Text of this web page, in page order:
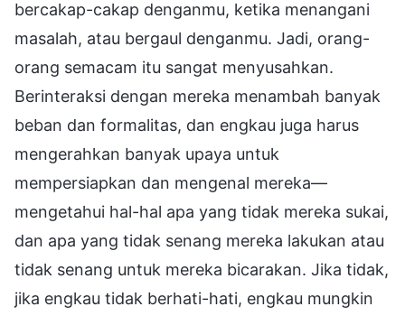
bercakap-cakap denganmu, ketika menangani
masalah, atau bergaul denganmu. Jadi, orang-
orang semacam itu sangat menyusahkan.
Berinteraksi dengan mereka menambah banyak
beban dan formalitas, dan engkau juga harus
mengerahkan banyak upaya untuk
mempersiapkan dan mengenal mereka—
mengetahui hal-hal apa yang tidak mereka sukai,
dan apa yang tidak senang mereka lakukan atau
tidak senang untuk mereka bicarakan. Jika tidak,
jika engkau tidak berhati-hati, engkau mungkin